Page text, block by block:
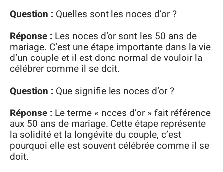
Question : Quelles sont les noces d’or ?
Réponse : Les noces d’or sont les 50 ans de
mariage. C’est une étape importante dans la vie
d’un couple et il est donc normal de vouloir la
célébrer comme il se doit.
Question : Que signifie les noces d’or ?
Réponse : Le terme « noces d’or » fait référence
aux 50 ans de mariage. Cette étape représente
la solidité et la longévité du couple, c’est
pourquoi elle est souvent célébrée comme il se
doit.